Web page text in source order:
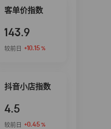
客单价指数
143.9
较前日 +10.15 %
抖音小店指数
4.5
较前日 +0.45 %